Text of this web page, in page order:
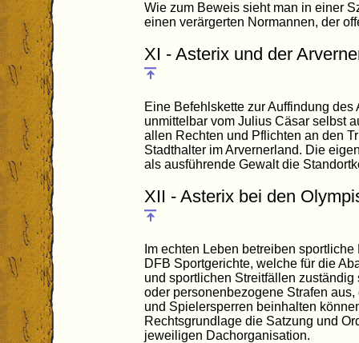
Wie zum Beweis sieht man in einer
einen verärgerten Normannen, der
XI - Asterix und der
Eine Befehlskette zur Auffindung
unmittelbar vom Julius Cäsar selbst
allen Rechten und Pflichten an den
Stadthalter im Arvernerland. Die
als ausführende Gewalt die
XII - Asterix bei den
Im echten Leben betreiben
DFB Sportgerichte, welche für die
und sportlichen Streitfällen
oder personenbezogene Strafen
und Spielersperren beinhalten
Rechtsgrundlage die Satzung und
jeweiligen Dachorganisation.